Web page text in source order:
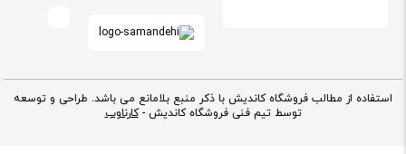
استفاده از مطالب فروشگاه کاندیش با ذکر منبع بلامانع می باشد. طراحی و توسعه
توسط تیم فنی فروشگاه کاندیش -کارناوب